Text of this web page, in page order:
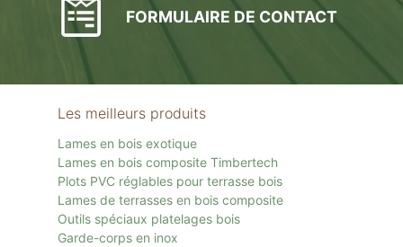
FORMULAIRE DE CONTACT
Les meilleurs produits
Lames en bois exotique
Lames en bois composite Timbertech
Plots PVC réglables pour terrasse bois
Lames de terrasses en bois composite
Outils spéciaux platelages bois
Garde-corps en inox